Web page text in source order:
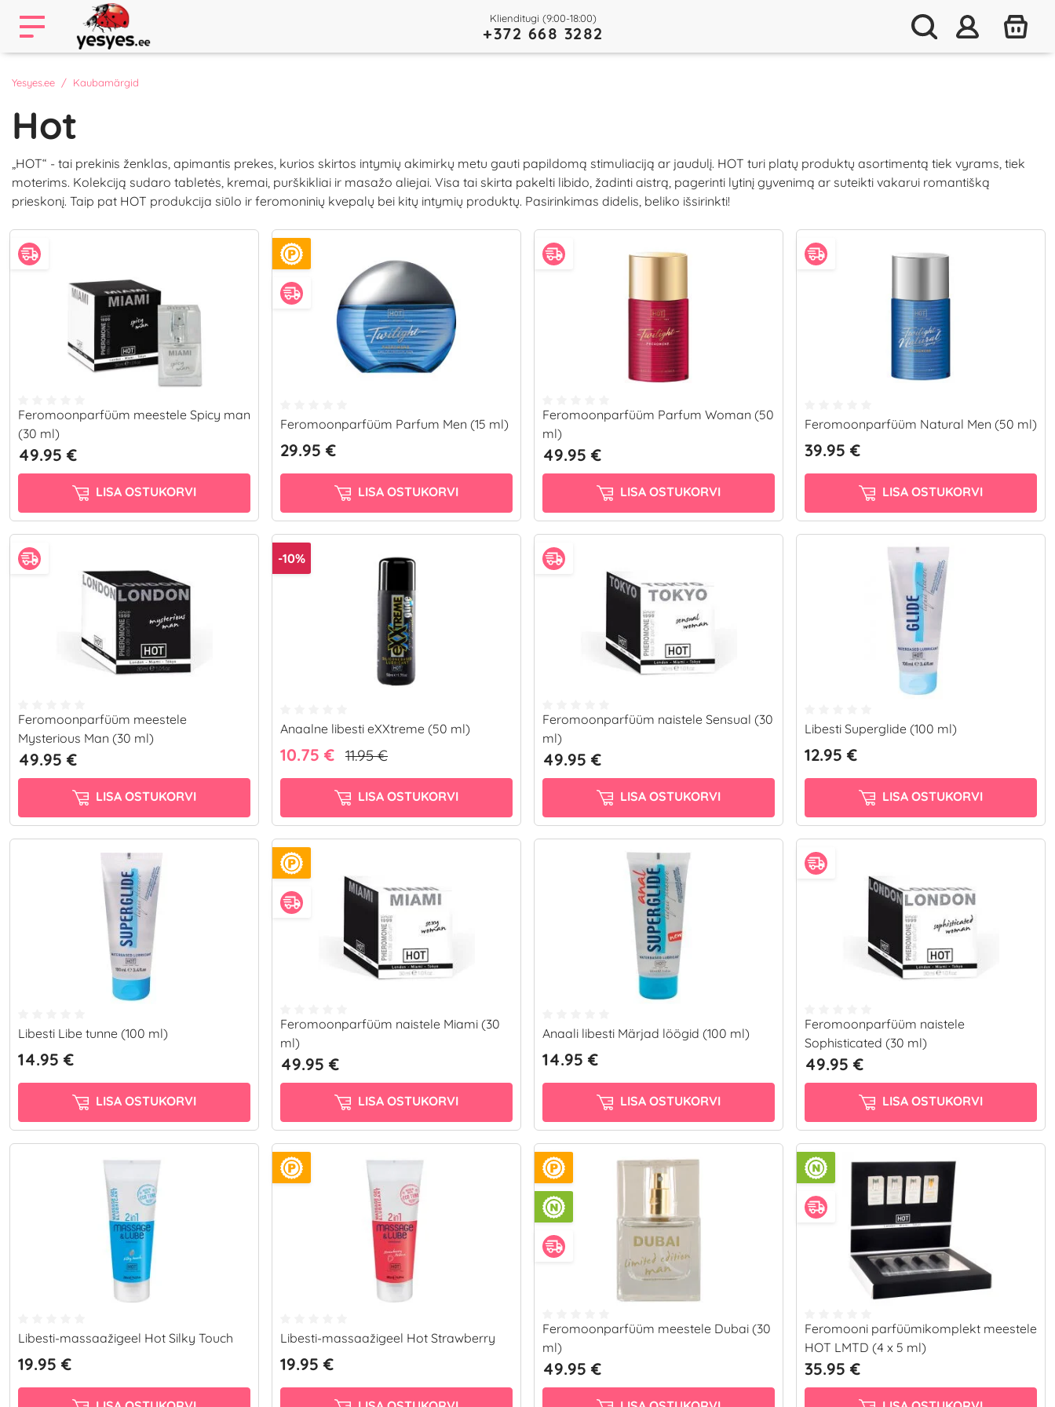
Klienditugi (9:00-18:00)
+372 668 3282
Yesyes.ee Kaubamärgid
Hot
„HOT“ - tai prekinis ženklas, apimantis prekes, kurios skirtos intymių akimirkų metu gauti papildomą stimuliaciją ar jaudulį. HOT turi platų produktų asortimentą tiek vyrams, tiek
moterims. Kolekciją sudaro tabletės, kremai, purškikliai ir masažo aliejai. Visa tai skirta pakelti libido, žadinti aistrą, pagerinti lytinį gyvenimą ar suteikti vakarui romantišką
prieskonį. Taip pat HOT produkcija siūlo ir feromoninių kvepalų bei kitų intymių produktų. Pasirinkimas didelis, beliko išsirinkti!
Feromoonparfüüm meestele Spicy man
(30 ml)
49.95 €
LISA OSTUKORVI
Feromoonparfüüm Parfum Men (15 ml)
29.95 €
LISA OSTUKORVI
Feromoonparfüüm Parfum Woman (50
ml)
49.95 €
LISA OSTUKORVI
Feromoonparfüüm Natural Men (50 ml)
39.95 €
LISA OSTUKORVI
Feromoonparfüüm meestele
Mysterious Man (30 ml)
49.95 €
LISA OSTUKORVI
-10%
Anaalne libesti eXXtreme (50 ml)
10.75 € 11.95 €
LISA OSTUKORVI
Feromoonparfüüm naistele Sensual (30
ml)
49.95 €
LISA OSTUKORVI
Libesti Superglide (100 ml)
12.95 €
LISA OSTUKORVI
Libesti Libe tunne (100 ml)
14.95 €
LISA OSTUKORVI
Feromoonparfüüm naistele Miami (30
ml)
49.95 €
LISA OSTUKORVI
Anaali libesti Märjad löögid (100 ml)
14.95 €
LISA OSTUKORVI
Feromoonparfüüm naistele
Sophisticated (30 ml)
49.95 €
LISA OSTUKORVI
Libesti-massaažigeel Hot Silky Touch
19.95 €
Libesti-massaažigeel Hot Strawberry
19.95 €
Feromoonparfüüm meestele Dubai (30
ml)
49.95 €
Feromooni parfüümikomplekt meestele
HOT LMTD (4 x 5 ml)
35.95 €